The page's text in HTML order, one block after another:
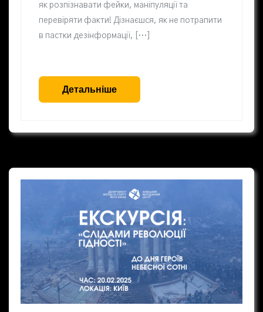
як розпізнавати фейки, маніпуляції та
перевіряти факти! Дізнаєшся, як не потрапити
в пастки дезінформації, […]
Детальніше